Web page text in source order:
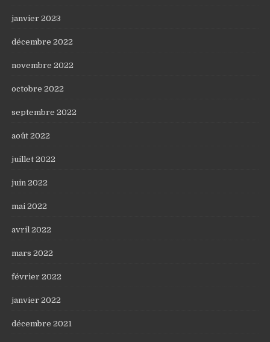
janvier 2023
décembre 2022
novembre 2022
octobre 2022
septembre 2022
août 2022
juillet 2022
juin 2022
mai 2022
avril 2022
mars 2022
février 2022
janvier 2022
décembre 2021